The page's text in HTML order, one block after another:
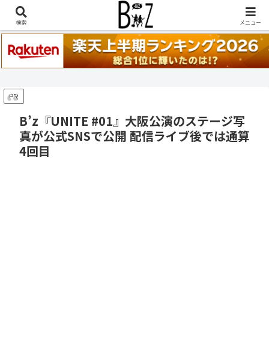
稲葉浩志『en-Zepp』『enⅣ』セトリ一覧はこちら
PR
B’z『UNITE #01』大阪公演のステージ写
真が公式SNSで公開 配信ライブ後では通算
4回目
検索 メニュー